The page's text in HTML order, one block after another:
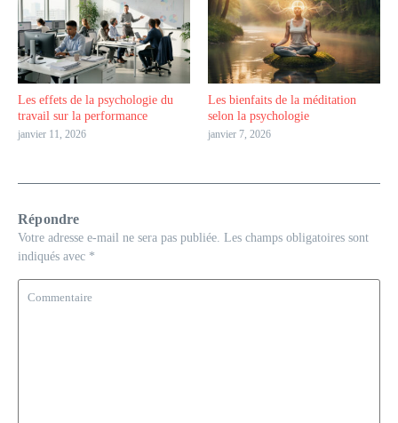
Les effets de la psychologie du
travail sur la performance
janvier 11, 2026
Les bienfaits de la méditation
selon la psychologie
janvier 7, 2026
Répondre
Votre adresse e-mail ne sera pas publiée. Les champs obligatoires sont
indiqués avec *